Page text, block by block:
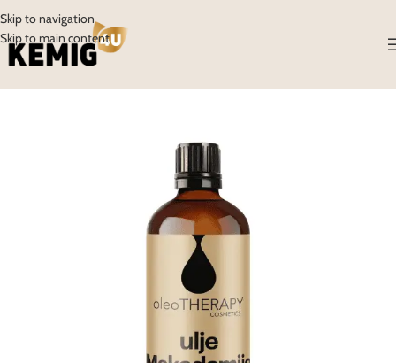
Skip to navigation
Skip to main content